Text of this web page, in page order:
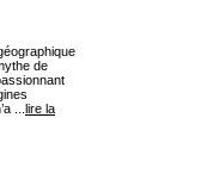
de
... lire la